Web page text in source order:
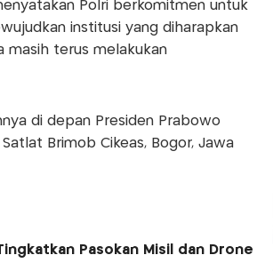
Polri berkomitmen untuk
institusi yang diharapkan
masih terus melakukan
di depan Presiden Prabowo
Brimob Cikeas, Bogor, Jawa
Pasokan Misil dan Drone